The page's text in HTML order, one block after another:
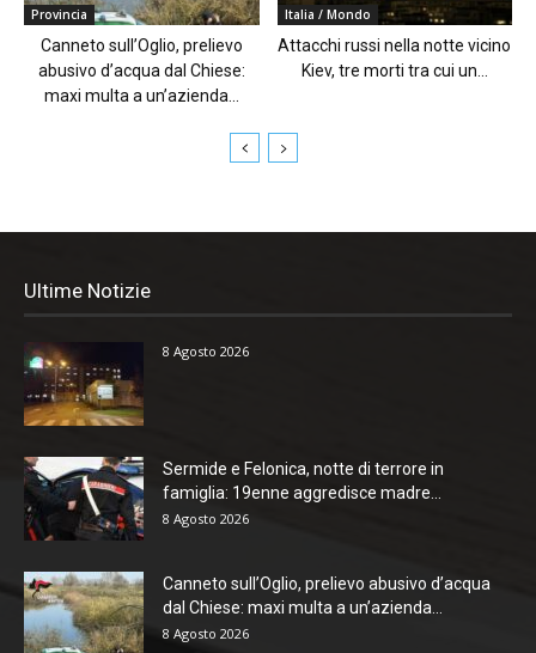
Provincia
Canneto sull’Oglio, prelievo
abusivo d’acqua dal Chiese:
maxi multa a un’azienda...
Italia / Mondo
Attacchi russi nella notte vicino
Kiev, tre morti tra cui un...
Ultime Notizie
8 Agosto 2026
Sermide e Felonica, notte di terrore in
famiglia: 19enne aggredisce madre...
8 Agosto 2026
Canneto sull’Oglio, prelievo abusivo d’acqua
dal Chiese: maxi multa a un’azienda...
8 Agosto 2026